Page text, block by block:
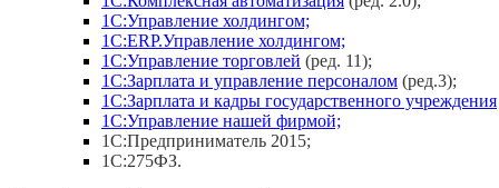
1С:Управление холдингом;
1С:ERP.Управление холдингом;
1С:Управление торговлей (ред. 11);
1С:Зарплата и управление персоналом (ред.3);
1С:Зарплата и кадры государственного учреждения
1С:Управление нашей фирмой;
1С:Предприниматель 2015;
1С:275ФЗ.